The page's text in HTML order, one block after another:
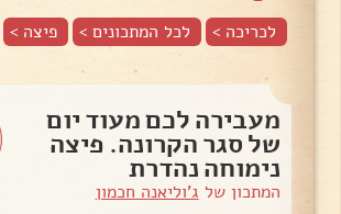
לכריכה > לכל המתכונים > פיצה >
מעבירה לכם מעוד יום
של סגר הקרונה. פיצה
נימוחה נהדרת
המתכון של ג'וליאנה חכמון